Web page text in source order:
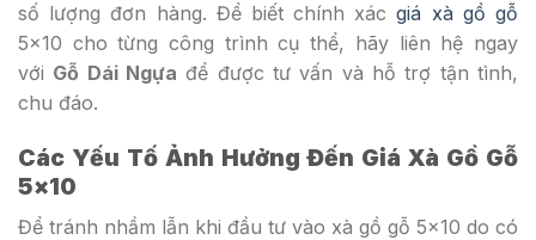
số lượng đơn hàng. Để biết chính xácgiá xà gồ gỗ
5×10 cho từng công trình cụ thể, hãy liên hệ ngay
với Gỗ Dái Ngựa để được tư vấn và hỗ trợ tận tình,
chu đáo.
Các Yếu Tố Ảnh Hưởng Đến Giá Xà Gồ Gỗ
5×10
Để tránh nhầm lẫn khi đầu tư vào xà gồ gỗ 5×10 do có